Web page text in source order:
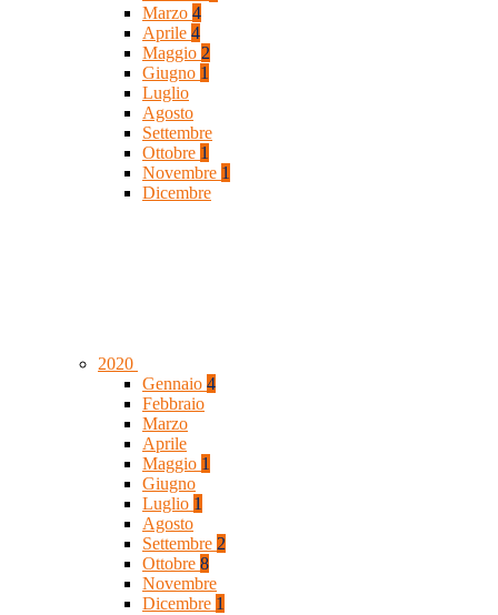
Marzo 4
Aprile 4
Maggio 2
Giugno 1
Luglio
Agosto
Settembre
Ottobre 1
Novembre 1
Dicembre
2020
Gennaio 4
Febbraio
Marzo
Aprile
Maggio 1
Giugno
Luglio 1
Agosto
Settembre 2
Ottobre 8
Novembre
Dicembre 1